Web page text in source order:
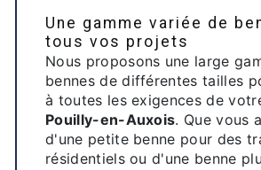
Une gamme variée de
tous vos projets
Nous proposons une large
bennes de différentes tailles
à toutes les exigences de
Pouilly-en-Auxois. Que vous
d'une petite benne pour des
résidentiels ou d'une benne